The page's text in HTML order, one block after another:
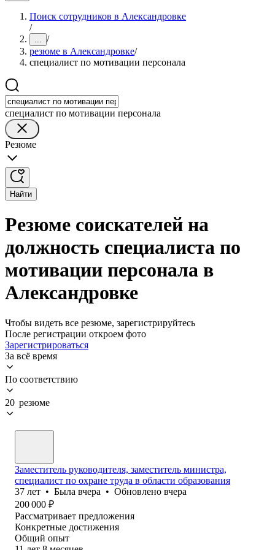
Поиск сотрудников в Александровке
/
... /
резюме в Александровке/
специалист по мотивации персонала
специалист по мотивации персонала
Резюме
Найти
Резюме соискателей на
должность специалиста по
мотивации персонала в
Александровке
Чтобы видеть все резюме, зарегистрируйтесь
После регистрации откроем фото
Зарегистрироваться
За всё время
По соответствию
20 резюме
Заместитель руководителя, заместитель министра,
специалист по охране труда в области образования
37 лет • Была вчера • Обновлено вчера
200 000 ₽
Рассматривает предложения
Конкретные достижения
Общий опыт